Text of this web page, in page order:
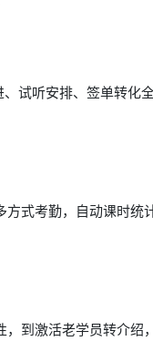
试听安排、签单转化
式考勤，自动课时统
到激活老学员转介绍